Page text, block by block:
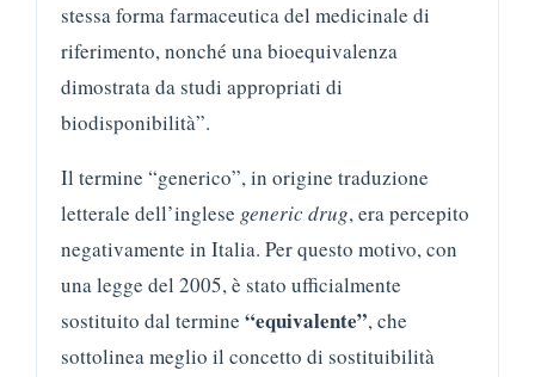
stessa forma farmaceutica del medicinale di
riferimento, nonché una bioequivalenza
dimostrata da studi appropriati di
biodisponibilità”.
Il termine “generico”, in origine traduzione
letterale dell’inglese generic drug, era percepito
negativamente in Italia. Per questo motivo, con
una legge del 2005, è stato ufficialmente
sostituito dal termine “equivalente”, che
sottolinea meglio il concetto di sostituibilità